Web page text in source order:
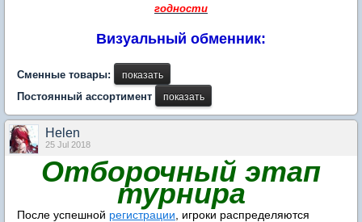
годности
Визуальный обменник:
Сменные товары:
Постоянный ассортимент
Нelen
25 Jul 2018
Отборочный этап
турнира
После успешной регистрации , игроки распределяются